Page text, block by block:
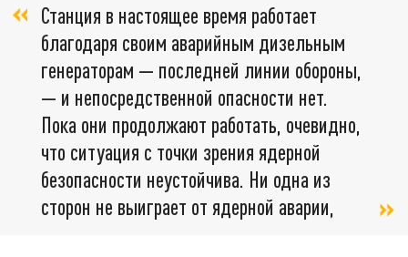
Станция в настоящее время работает
благодаря своим аварийным дизельным
генераторам — последней линии обороны,
— и непосредственной опасности нет.
Пока они продолжают работать, очевидно,
что ситуация с точки зрения ядерной
безопасности неустойчива. Ни одна из
сторон не выиграет от ядерной аварии,